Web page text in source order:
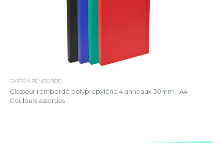
CARTON REMBORDÉ
Classeur rembordé polypropylène 4 anneaux 30mm - A4 -
Couleurs assorties